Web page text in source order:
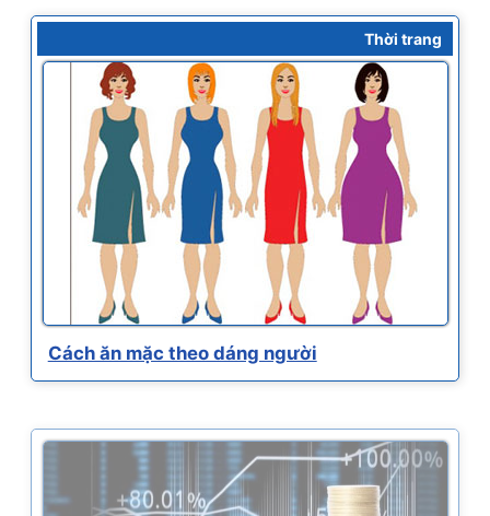
Thời trang
Cách ăn mặc theo dáng người